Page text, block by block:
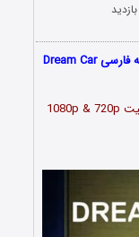
دانلود مستند تعمیرکاران خودروی رویایی با دوبله فارسی Dream Car
سریال تعمیرکاران خودروی رویایی ۲۰۲۴ با کیفیت 1080p & 720p